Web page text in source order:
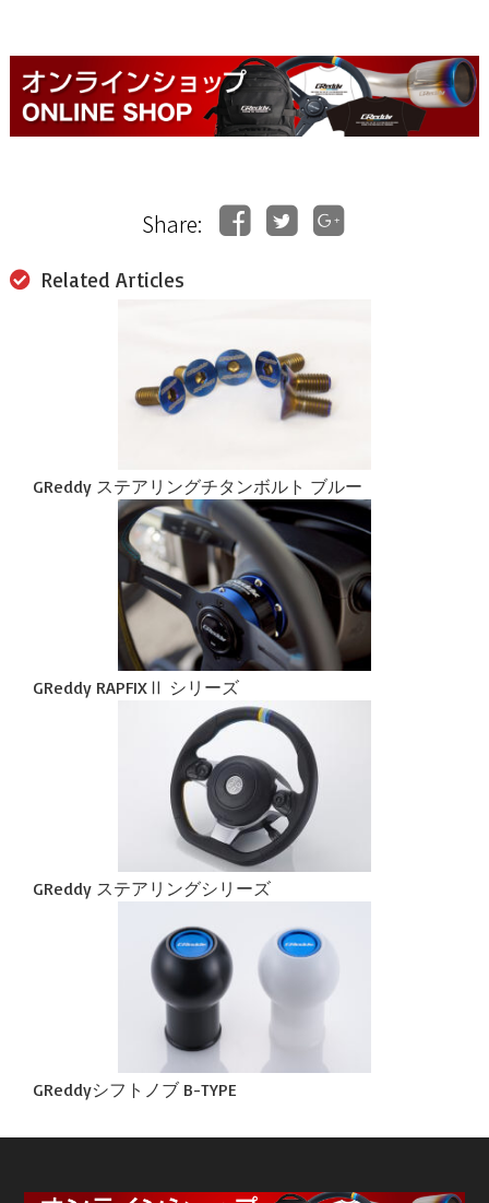
Share:
Related Articles
GReddy ステアリングチタンボルト ブルー
GReddy RAPFIXⅡ シリーズ
GReddy ステアリングシリーズ
GReddyシフトノブ B-TYPE